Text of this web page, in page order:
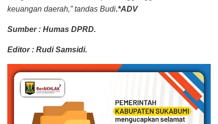
keuangan daerah,” tandas Budi.*ADV
Sumber : Humas DPRD.
Editor : Rudi Samsidi.